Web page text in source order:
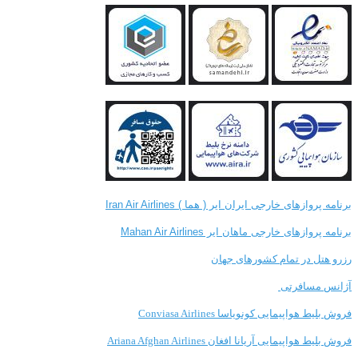
برنامه پروازهای خارجی ایران ایر ( هما ) Iran Air Airlines
برنامه پروازهای خارجی ماهان ایر Mahan Air Airlines
رزرو هتل در تمام کشورهای جهان
آژانس مسافرتی
فروش بلیط هواپیمایی کونویاسا Conviasa Airlines
فروش بلیط هواپیمایی آریانا افغان Ariana Afghan Airlines